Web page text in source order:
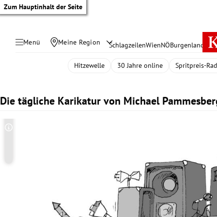
Zum Hauptinhalt der Seite
Menü Meine Region SchlagzeilenWienNÖBurgenland
Untermenü
Hitzewelle 30 Jahre online Spritpreis-
Die tägliche Karikatur von Michael
Copyright-Hinweis öffnen/schließen